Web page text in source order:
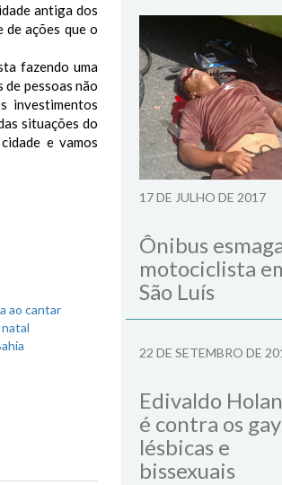
antiga dos
ações que o
fazendo uma
pessoas não
investimentos
situações do
e vamos
ao cantar
17 DE JULHO DE 2017
Ônibus
motociclista
São Luís
22 DE SETEMBRO DE
Edivaldo
é contra os
lésbicas e
bissexuais